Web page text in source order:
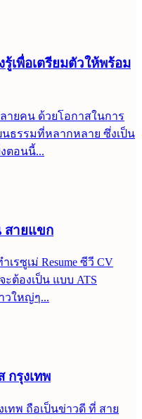
เพื่อเตรียมตัวให้พร้อม
ายคน ด้วยโอกาสในการ
ธรรมที่หลากหลาย ซึ่งเป็น
ตอนนี้...
สายแขก
เรซูเม่ Resume ซีวี CV
ต้องเป็น แบบ ATS
วใหญ่ๆ...
กรุงเทพ
เทพ ถือเป็นข่าวดี ที่ สาย